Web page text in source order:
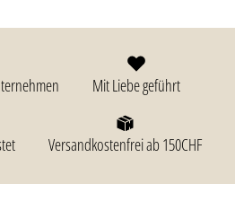
Mit Liebe geführt
Versandkostenfrei ab 150CHF